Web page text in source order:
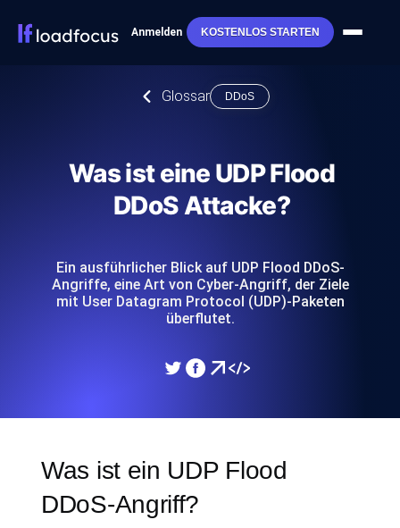
Anmelden KOSTENLOS STARTEN
Glossar DDoS
Was ist eine UDP Flood
DDoS Attacke?
Ein ausführlicher Blick auf UDP Flood DDoS-
Angriffe, eine Art von Cyber-Angriff, der Ziele
mit User Datagram Protocol (UDP)-Paketen
überflutet.
Was ist ein UDP Flood
DDoS-Angriff?